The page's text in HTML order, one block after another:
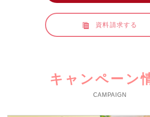
資料請求する
キャンペーン
CAMPAIGN